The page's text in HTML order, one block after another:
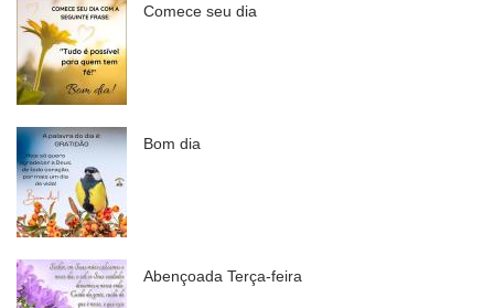
Comece seu dia
Bom dia
Abençoada Terça-feira